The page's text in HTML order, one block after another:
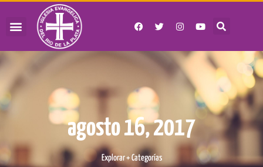
agosto 16, 2017
Explorar + Categorías